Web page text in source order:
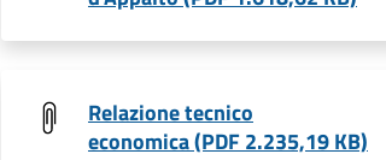
Relazione tecnico
economica (PDF 2.235,19 KB)